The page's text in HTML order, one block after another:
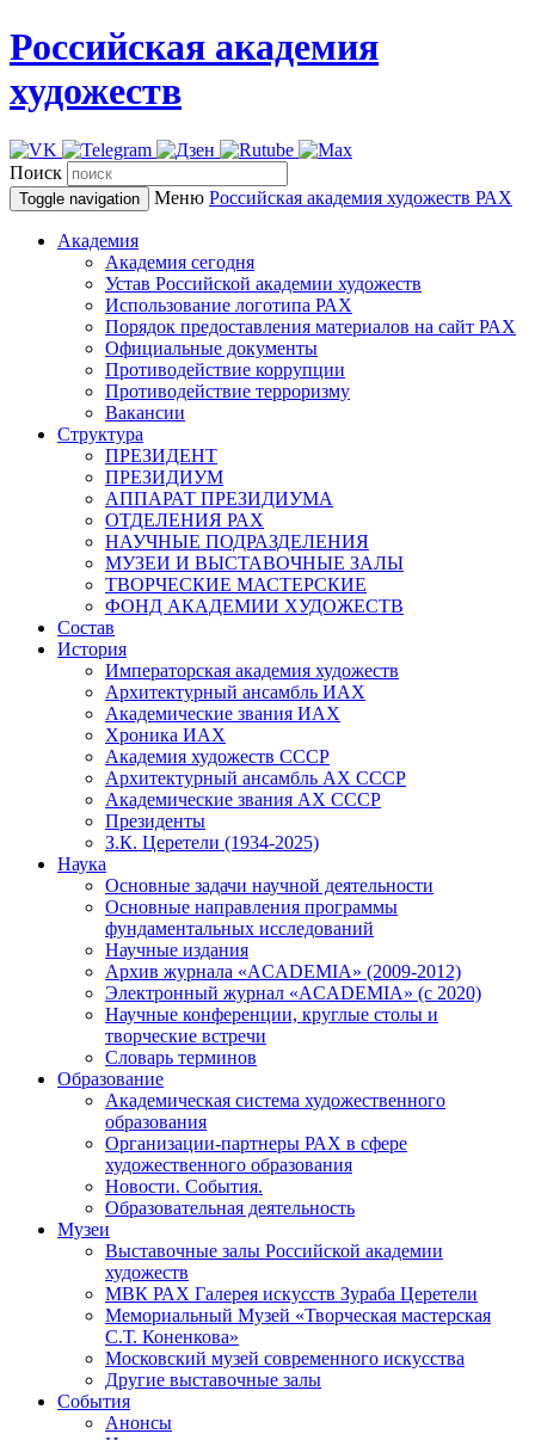
Российская академия
художеств
Поиск
Toggle navigation Меню Российская академия художеств РАХ
Академия
Академия сегодня
Устав Российской академии художеств
Использование логотипа РАХ
Порядок предоставления материалов на сайт РАХ
Официальные документы
Противодействие коррупции
Противодействие терроризму
Вакансии
Структура
ПРЕЗИДЕНТ
ПРЕЗИДИУМ
АППАРАТ ПРЕЗИДИУМА
ОТДЕЛЕНИЯ РАХ
НАУЧНЫЕ ПОДРАЗДЕЛЕНИЯ
МУЗЕИ И ВЫСТАВОЧНЫЕ ЗАЛЫ
ТВОРЧЕСКИЕ МАСТЕРСКИЕ
ФОНД АКАДЕМИИ ХУДОЖЕСТВ
Состав
История
Императорская академия художеств
Архитектурный ансамбль ИАХ
Академические звания ИАХ
Хроника ИАХ
Академия художеств СССР
Архитектурный ансамбль АХ СССР
Академические звания АХ СССР
Президенты
З.К. Церетели (1934-2025)
Наука
Основные задачи научной деятельности
Основные направления программы
фундаментальных исследований
Научные издания
Архив журнала «ACADEMIA» (2009-2012)
Электронный журнал «ACADEMIA» (с 2020)
Научные конференции, круглые столы и
творческие встречи
Словарь терминов
Образование
Академическая система художественного
образования
Организации-партнеры РАХ в сфере
художественного образования
Новости. События.
Образовательная деятельность
Музеи
Выставочные залы Российской академии
художеств
МВК РАХ Галерея искусств Зураба Церетели
Мемориальный Музей «Творческая мастерская
С.Т. Коненкова»
Московский музей современного искусства
Другие выставочные залы
События
Анонсы